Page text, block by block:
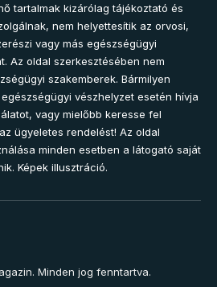
tartalmak kizárólag tájékoztató és
nem helyettesítik az orvosi,
vagy más egészségügyi
Az oldal szerkesztésében nem
szakemberek. Bármilyen
vészhelyzet esetén hívja
vagy mielőbb keresse fel
ügyeletes rendelést! Az oldal
minden esetben a látogató saját
Képek illusztráció.
Minden jog fenntartva.